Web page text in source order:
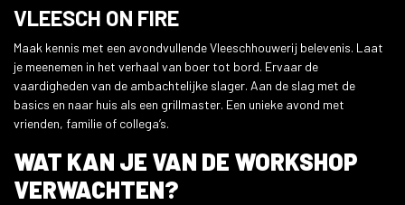
VLEESCH ON FIRE
Maak kennis met een avondvullende Vleeschhouwerij belevenis. Laat
je meenemen in het verhaal van boer tot bord. Ervaar de
vaardigheden van de ambachtelijke slager. Aan de slag met de
basics en naar huis als een grillmaster. Een unieke avond met
vrienden, familie of collega’s.
WAT KAN JE VAN DE WORKSHOP
VERWACHTEN?